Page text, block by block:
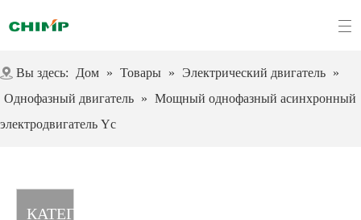
Вы здесь: Дом » Товары » Электрический двигатель »
Однофазный двигатель » Мощный однофазный асинхронный
электродвигатель Yc
КАТЕГОРИЯ